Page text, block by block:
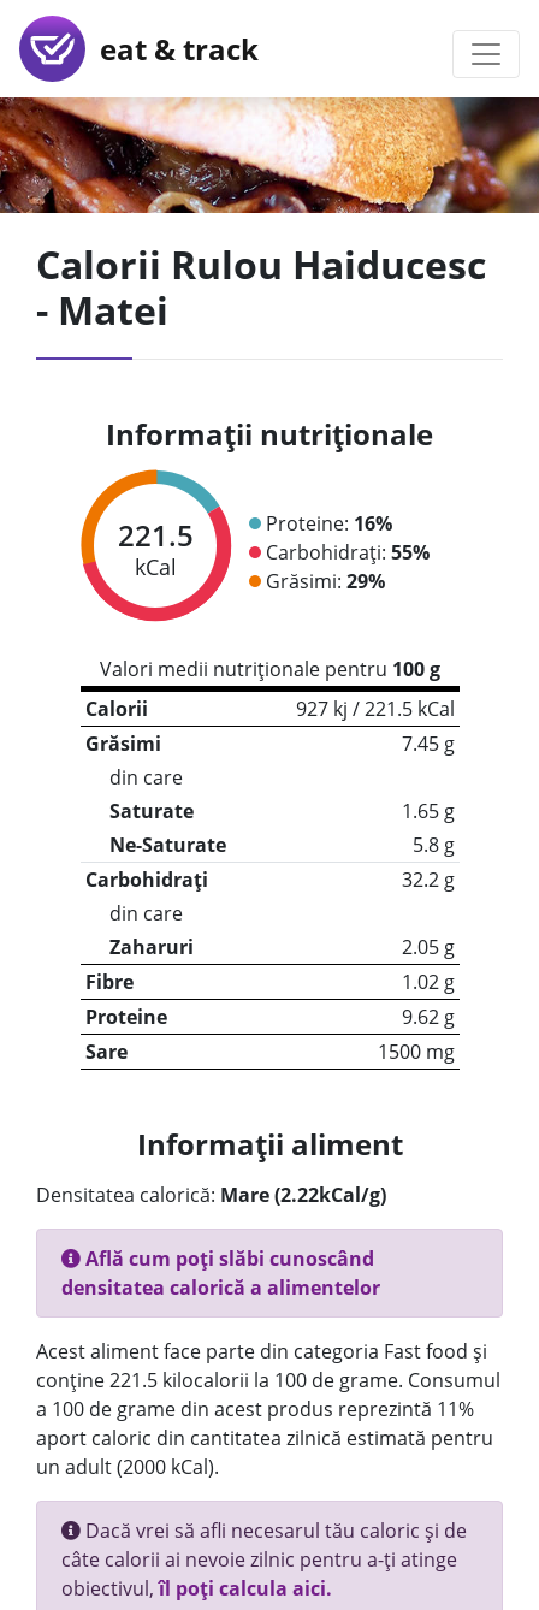
eat & track
Calorii Rulou Haiducesc
- Matei
Informații nutriționale
221.5
kCal
Proteine: 16%
Carbohidrați: 55%
Grăsimi: 29%
Valori medii nutriționale pentru 100 g
Calorii
927 kj / 221.5 kCal
Grăsimi
7.45 g
din care
Saturate
1.65 g
Ne-Saturate
5.8 g
Carbohidrați
32.2 g
din care
Zaharuri
2.05 g
Fibre
1.02 g
Proteine
9.62 g
Sare
1500 mg
Informații aliment
Densitatea calorică: Mare (2.22kCal/g)
Află cum poți slăbi cunoscând
densitatea calorică a alimentelor
Acest aliment face parte din categoria Fast food și
conține 221.5 kilocalorii la 100 de grame. Consumul
a 100 de grame din acest produs reprezintă 11%
aport caloric din cantitatea zilnică estimată pentru
un adult (2000 kCal).
Dacă vrei să afli necesarul tău caloric și de
câte calorii ai nevoie zilnic pentru a-ți atinge
obiectivul,îl poți calcula aici.